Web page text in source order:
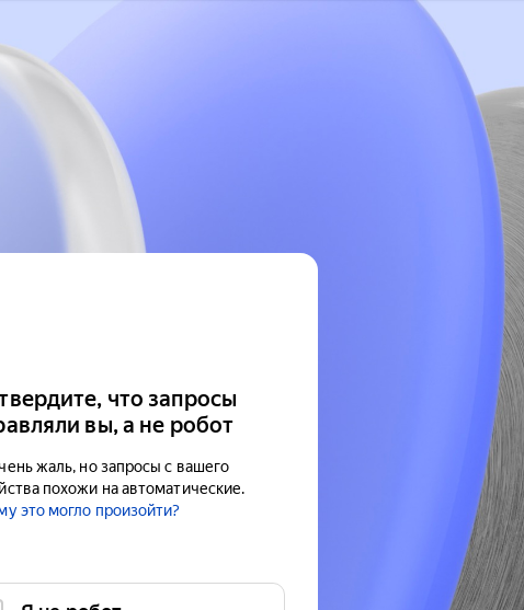
что запросы
вы, а не робот
жаль, но запросы с вашего
похожи на автоматические.
это могло произойти?